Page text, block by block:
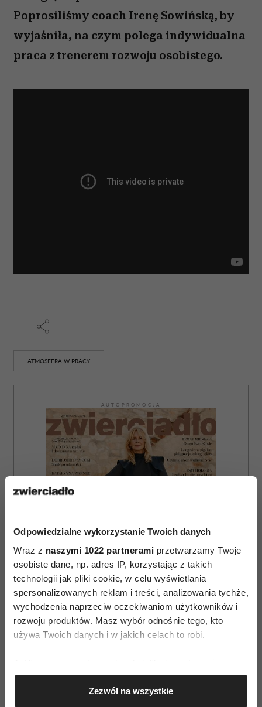
Odpowiedzialne wykorzystanie Twoich danych
Wraz z naszymi 1022 partnerami przetwarzamy Twoje
osobiste dane, np. adres IP, korzystając z takich
technologii jak pliki cookie, w celu wyświetlania
spersonalizowanych reklam i treści, analizowania tychże,
wychodzenia naprzeciw oczekiwaniom użytkowników i
rozwoju produktów. Masz wybór odnośnie tego, kto
używa Twoich danych i w jakich celach to robi.
Jeśli wyrazisz na to zgodę, chcielibyśmy również:
Gromadzić dane dotyczące Twojej lokalizacji
geograficznej z dokładnością nawet do kilku metrów
Zezwól na wszystkie
Poprosiliśmy coach Irenę Sowińską, by
wyjaśniła, na czym polega indywidualna
praca z trenerem rozwoju osobistego.
ATMOSFERA W PRACY
AUTOPROMOCJA
ZAMÓW
E-WYDANIE